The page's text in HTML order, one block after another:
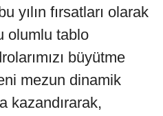
yılın fırsatları olarak
olumlu tablo
büyütme
mezun dinamik
kazandırarak,